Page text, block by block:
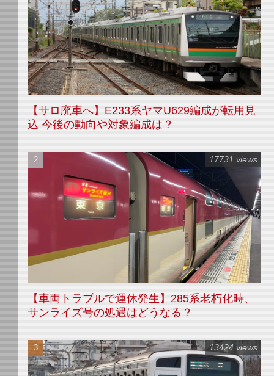
【サロ廃車へ】E233系ヤマU629編成が転用見
込 今後の動向や対象編成は？
【車両トラブルで運休発生】285系老朽化時、
サンライズ号の処遇はどうなる？
17731 views
13424 views